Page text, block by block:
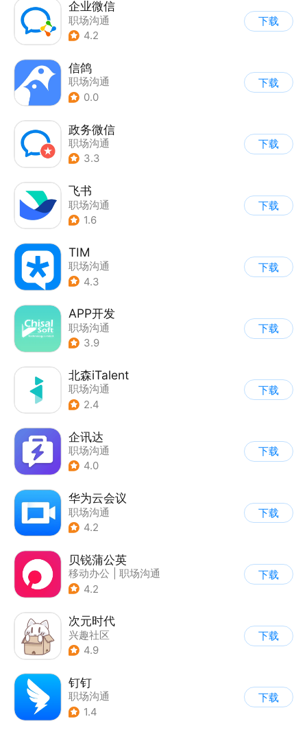
企业微信
职场沟通
4.2
下载
信鸽
职场沟通
0.0
下载
政务微信
职场沟通
3.3
下载
飞书
职场沟通
1.6
下载
TIM
职场沟通
4.3
下载
APP开发
职场沟通
3.9
下载
北森iTalent
职场沟通
2.4
下载
企讯达
职场沟通
4.0
下载
华为云会议
职场沟通
4.2
下载
贝锐蒲公英
移动办公
职场沟通
4.2
下载
次元时代
兴趣社区
4.9
下载
钉钉
职场沟通
1.4
下载